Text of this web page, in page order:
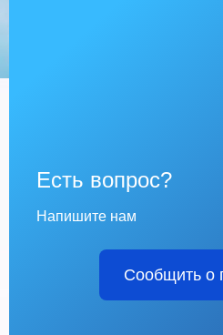
Есть вопрос?
Напишите нам
Сообщить о